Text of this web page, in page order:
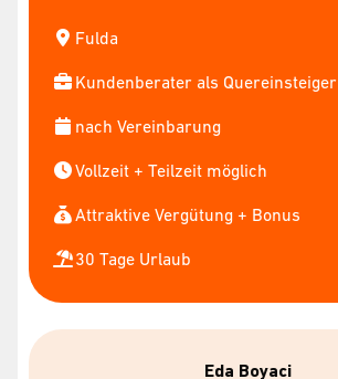
Fulda
Kundenberater als Quereinsteiger
nach Vereinbarung
Vollzeit + Teilzeit möglich
Attraktive Vergütung + Bonus
30 Tage Urlaub
Eda Boyaci